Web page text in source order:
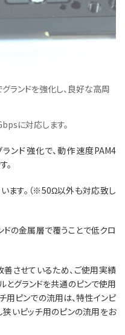
ランドを強化し、良好な高周
に対応します。
ンド強化で、動作速度PAM4
。
ます。（※50Ω以外も対応致し
ドの金属層で覆うことで低クロ
させているため、ご使用実績
とグランドを共通のピンで使用
用ピンでの流用は、特性インピ
狭いピッチ用のピンの流用をお